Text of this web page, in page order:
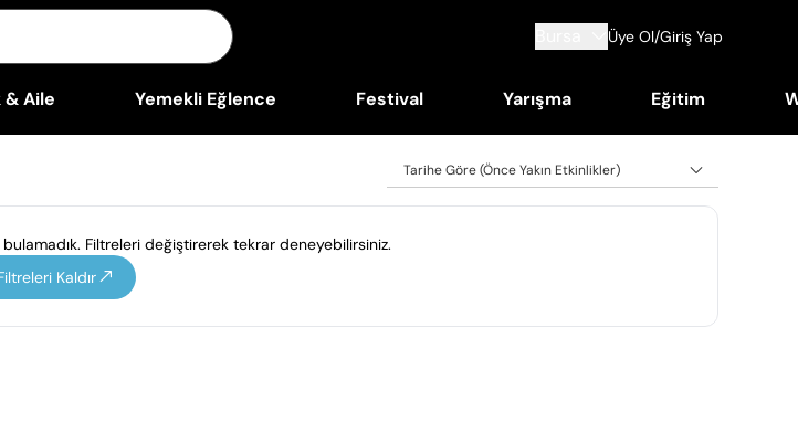
Üye Ol/Giriş Yap
Aile Yemekli Eğlence Festival Yarışma Eğitim
Tarihe Göre (Önce Yakın Etkinlikler)
Filtreleri değiştirerek tekrar deneyebilirsiniz.
Kaldır